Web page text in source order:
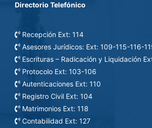
Directorio Telefónico
Recepción Ext: 114
Asesores Jurídicos: Ext: 109-115-116-
Escrituras – Radicación y Liquidación
Protocolo Ext: 103-106
Autenticaciones Ext: 110
Registro Civil Ext: 104
Matrimonios Ext: 118
Contabilidad Ext: 127